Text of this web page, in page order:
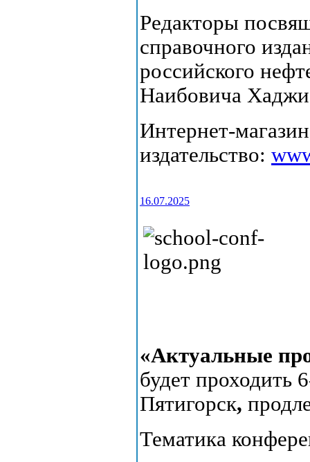
Редакторы
справочного
российского
Наибовича
Интернет-
издательство:
16.07.2025
«Актуальные
будет проходить
Пятигорск,
Тематика